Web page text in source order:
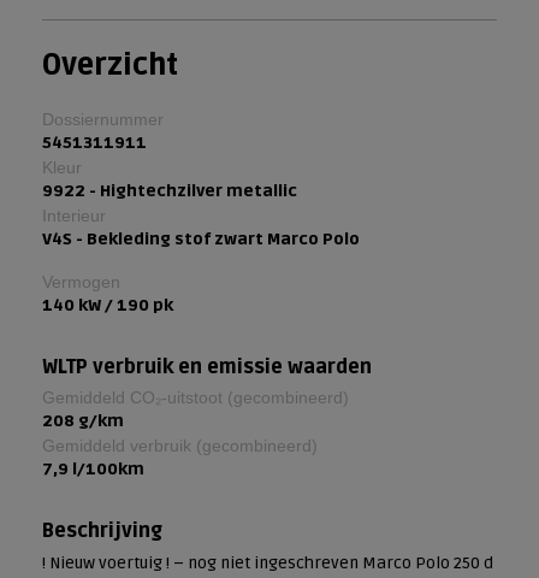
Overzicht
Dossiernummer
5451311911
Kleur
9922 - Hightechzilver metallic
Interieur
V4S - Bekleding stof zwart Marco Polo
Vermogen
140 kW / 190 pk
WLTP verbruik en emissie waarden
Gemiddeld CO₂-uitstoot (gecombineerd)
208 g/km
Gemiddeld verbruik (gecombineerd)
7,9 l/100km
Beschrijving
! Nieuw voertuig ! – nog niet ingeschreven Marco Polo 250 d